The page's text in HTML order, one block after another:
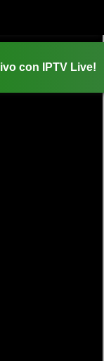
con IPTV Live!